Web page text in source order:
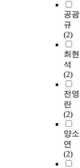
공광
규
(2)
최현
석
(2)
전영
란
(2)
양소
연
(2)